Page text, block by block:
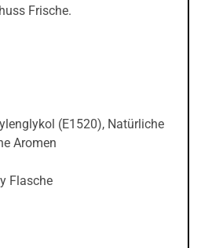
Frische.
(E1520), Natürliche
Aromen
Flasche